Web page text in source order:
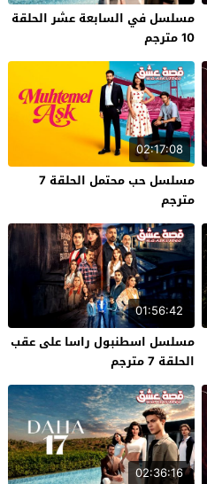
مسلسل في السابعة عشر الحلقة
10 مترجم
02:17:08
مسلسل حب محتمل الحلقة 7
مترجم
01:56:42
مسلسل اسطنبول راسا على عقب
الحلقة 7 مترجم
02:36:16